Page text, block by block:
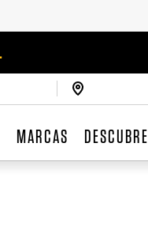
MARCAS DESCUBRE